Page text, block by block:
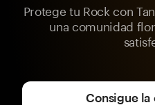
Protege tu Rock con
una comunidad
Consigue la